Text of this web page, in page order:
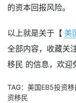
的资本回报风险。
以上就是关于【 美
全部内容，收藏关
移民 的信息，欢迎
TAG： 美国EB5投资移
资移民